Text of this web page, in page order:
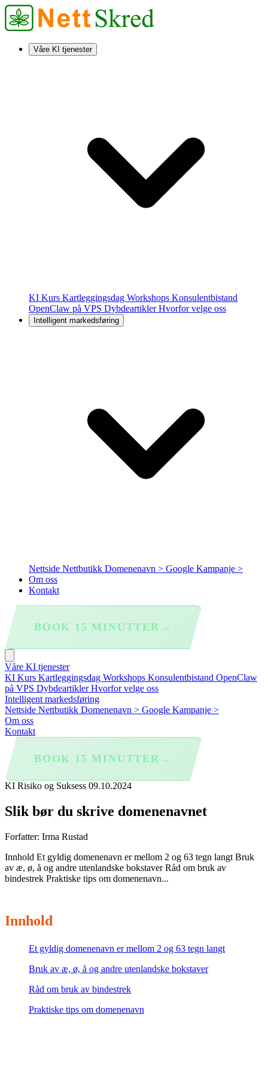
Våre KI tjenester
KI Kurs Kartleggingsdag Workshops Konsulentbistand
OpenClaw på VPS DybdeartiklerHvorfor velge oss
Intelligent markedsføring
Nettside Nettbutikk Domenenavn > Google Kampanje >
Om oss
Kontakt
BOOK 15 MINUTTER →
Våre KI tjenester
KI Kurs Kartleggingsdag Workshops Konsulentbistand OpenClaw
på VPS DybdeartiklerHvorfor velge oss
Intelligent markedsføring
Nettside Nettbutikk Domenenavn > Google Kampanje >
Om oss
Kontakt
BOOK 15 MINUTTER →
KI Risiko og Suksess 09.10.2024
Slik bør du skrive domenenavnet
Forfatter: Irma Rustad
Innhold Et gyldig domenenavn er mellom 2 og 63 tegn langt Bruk
av æ, ø, å og andre utenlandske bokstaver Råd om bruk av
bindestrek Praktiske tips om domenenavn...
Innhold
Et gyldig domenenavn er mellom 2 og 63 tegn langt
Bruk av æ, ø, å og andre utenlandske bokstaver
Råd om bruk av bindestrek
Praktiske tips om domenenavn